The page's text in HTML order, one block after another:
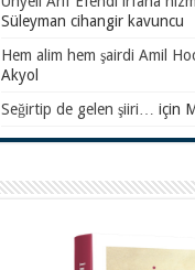
Süleyman cihangir kavuncu
Hem alim hem şairdi Amil
Akyol
Seğirtip de gelen şiiri…
için